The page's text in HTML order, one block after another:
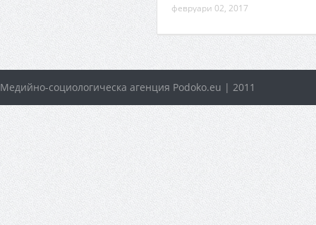
февруари 02, 2017
Медийно-социологическа агенция Podoko.eu | 2011